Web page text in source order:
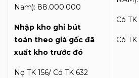
Nam): 88.000.000
Nhập kho ghi bút
toán theo giá gốc đã
xuất kho trước đó
Nợ TK 156/ Có TK 632
Có
Có